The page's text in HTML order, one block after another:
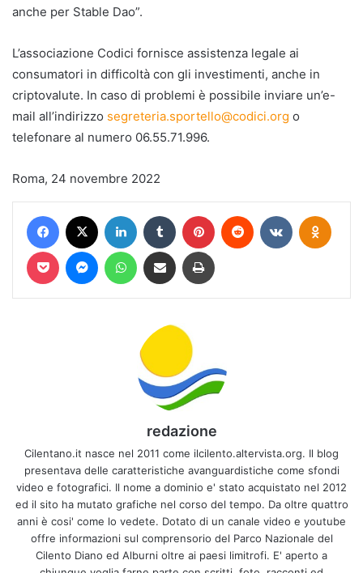
anche per Stable Dao”.
L’associazione Codici fornisce assistenza legale ai
consumatori in difficoltà con gli investimenti, anche in
criptovalute. In caso di problemi è possibile inviare un’e-
mail all’indirizzo segreteria.sportello@codici.org o
telefonare al numero 06.55.71.996.
Roma, 24 novembre 2022
Facebook LinkedIn Tumblr Pinterest Reddit VKontakte
Pocket MessengerWhatsAppCondividi via mail Stampa
redazione
Cilentano.it nasce nel 2011 come ilcilento.altervista.org. Il blog
presentava delle caratteristiche avanguardistiche come sfondi
video e fotografici. Il nome a dominio e' stato acquistato nel 2012
ed il sito ha mutato grafiche nel corso del tempo. Da oltre quattro
anni è cosi' come lo vedete. Dotato di un canale video e youtube
offre informazioni sul comprensorio del Parco Nazionale del
Cilento Diano ed Alburni oltre ai paesi limitrofi. E' aperto a